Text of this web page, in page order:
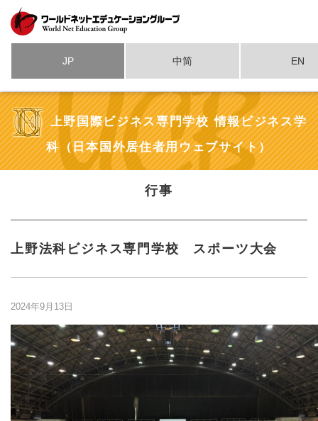
JP 中简 EN
上野国際ビジネス専門学校 情報ビジネス学
科（日本国外居住者用ウェブサイト）
行事
上野法科ビジネス専門学校 スポーツ大会
2024年9月13日